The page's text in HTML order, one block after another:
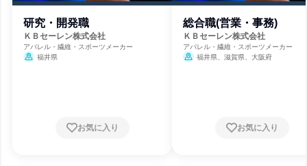
研究・開発職
ＫＢセーレン株式会社
アパレル・繊維・スポーツメーカー
福井県
お気に入り
総合職(営業・事務)
ＫＢセーレン株式会社
アパレル・繊維・スポーツメーカー
福井県、滋賀県、大阪府
お気に入り